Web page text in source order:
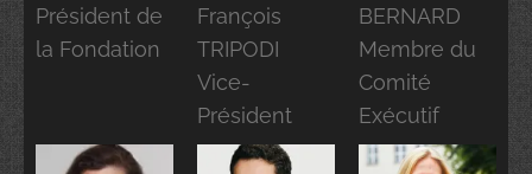
Président de
la Fondation
François
TRIPODI
Vice-
Président
BERNARD
Membre du
Comité
Exécutif